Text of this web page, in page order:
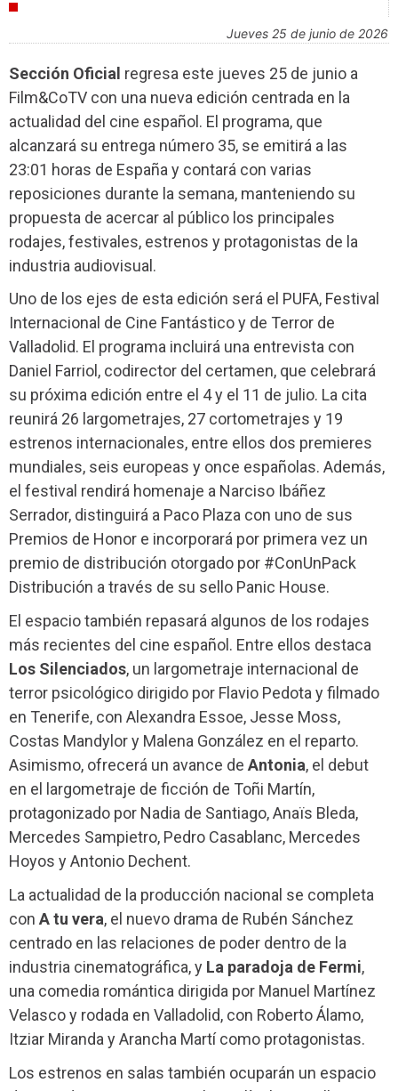
jueves 25 de junio de 2026
Sección Oficial regresa este jueves 25 de junio a
Film&CoTV con una nueva edición centrada en la
actualidad del cine español. El programa, que
alcanzará su entrega número 35, se emitirá a las
23:01 horas de España y contará con varias
reposiciones durante la semana, manteniendo su
propuesta de acercar al público los principales
rodajes, festivales, estrenos y protagonistas de la
industria audiovisual.
Uno de los ejes de esta edición será el PUFA, Festival
Internacional de Cine Fantástico y de Terror de
Valladolid. El programa incluirá una entrevista con
Daniel Farriol, codirector del certamen, que celebrará
su próxima edición entre el 4 y el 11 de julio. La cita
reunirá 26 largometrajes, 27 cortometrajes y 19
estrenos internacionales, entre ellos dos premieres
mundiales, seis europeas y once españolas. Además,
el festival rendirá homenaje a Narciso Ibáñez
Serrador, distinguirá a Paco Plaza con uno de sus
Premios de Honor e incorporará por primera vez un
premio de distribución otorgado por #ConUnPack
Distribución a través de su sello Panic House.
El espacio también repasará algunos de los rodajes
más recientes del cine español. Entre ellos destaca
Los Silenciados, un largometraje internacional de
terror psicológico dirigido por Flavio Pedota y filmado
en Tenerife, con Alexandra Essoe, Jesse Moss,
Costas Mandylor y Malena González en el reparto.
Asimismo, ofrecerá un avance de Antonia, el debut
en el largometraje de ficción de Toñi Martín,
protagonizado por Nadia de Santiago, Anaïs Bleda,
Mercedes Sampietro, Pedro Casablanc, Mercedes
Hoyos y Antonio Dechent.
La actualidad de la producción nacional se completa
con A tu vera, el nuevo drama de Rubén Sánchez
centrado en las relaciones de poder dentro de la
industria cinematográfica, y La paradoja de Fermi,
una comedia romántica dirigida por Manuel Martínez
Velasco y rodada en Valladolid, con Roberto Álamo,
Itziar Miranda y Arancha Martí como protagonistas.
Los estrenos en salas también ocuparán un espacio